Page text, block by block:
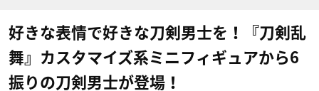
好きな表情で好きな刀剣男士を！『刀剣乱
舞』カスタマイズ系ミニフィギュアから6
振りの刀剣男士が登場！